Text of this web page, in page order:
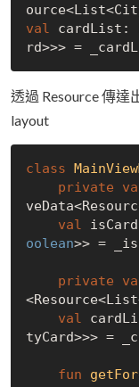
val cardList:
透過 Resource 傳
layout
class
private
val
oolean>> =
private
val
tyCard>>> =
fun